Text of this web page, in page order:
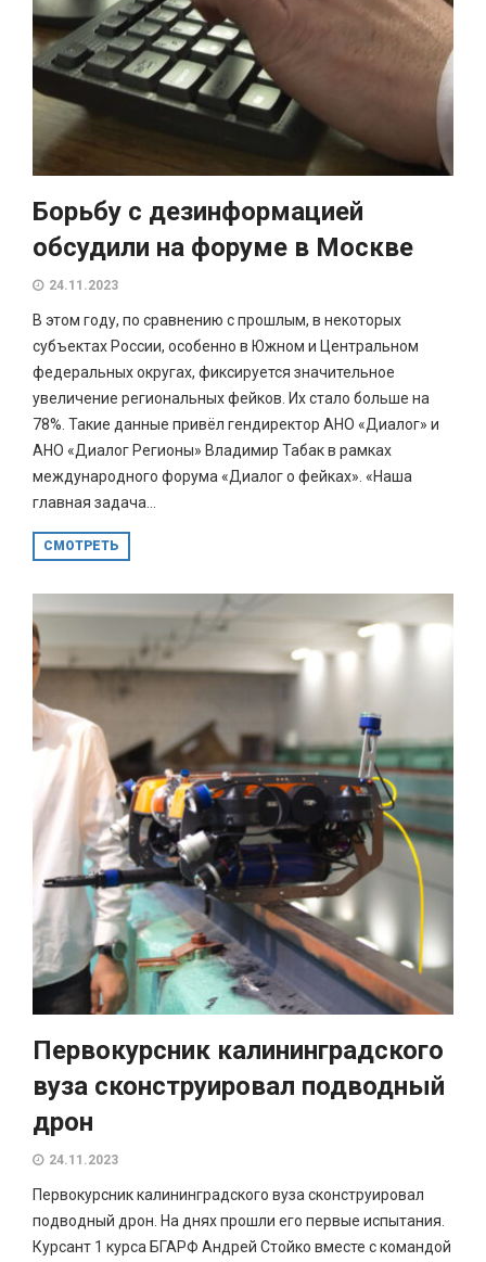
Борьбу с дезинформацией
обсудили на форуме в Москве
24.11.2023
В этом году, по сравнению с прошлым, в некоторых
субъектах России, особенно в Южном и Центральном
федеральных округах, фиксируется значительное
увеличение региональных фейков. Их стало больше на
78%. Такие данные привёл гендиректор АНО «Диалог» и
АНО «Диалог Регионы» Владимир Табак в рамках
международного форума «Диалог о фейках». «Наша
главная задача...
СМОТРЕТЬ
Первокурсник калининградского
вуза сконструировал подводный
дрон
24.11.2023
Первокурсник калининградского вуза сконструировал
подводный дрон. На днях прошли его первые испытания.
Курсант 1 курса БГАРФ Андрей Стойко вместе с командой